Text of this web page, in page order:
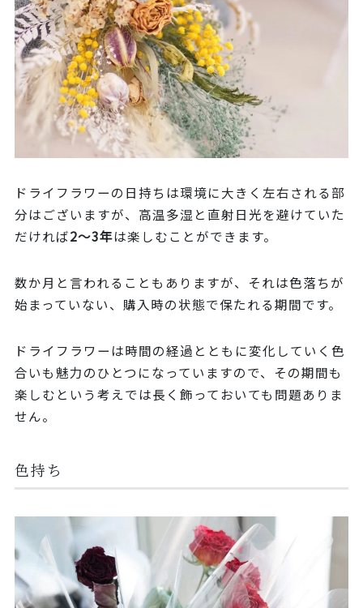
ドライフラワーの日持ちは環境に大きく左右される部
分はございますが、高温多湿と直射日光を避けていた
だければ2～3年は楽しむことができます。
数か月と言われることもありますが、それは色落ちが
始まっていない、購入時の状態で保たれる期間です。
ドライフラワーは時間の経過とともに変化していく色
合いも魅力のひとつになっていますので、その期間も
楽しむという考えでは長く飾っておいても問題ありま
せん。
色持ち